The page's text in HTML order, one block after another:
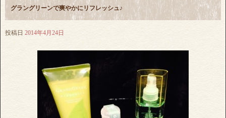
グラングリーンで爽やかにリフレッシュ♪
投稿日 2014年4月24日